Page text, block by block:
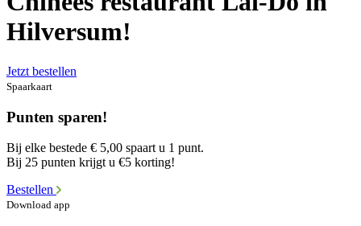
Hilversum!
Jetzt bestellen
Spaarkaart
Punten sparen!
Bij elke bestede € 5,00 spaart u 1 punt.
Bij 25 punten krijgt u €5 korting!
Bestellen
Download app